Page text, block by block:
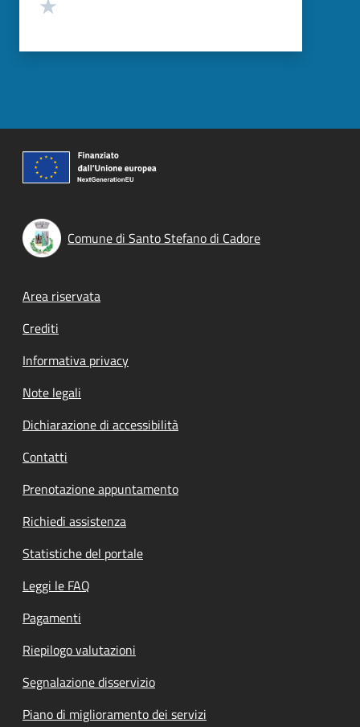
Comune di Santo Stefano di Cadore
Footer menu
Area riservata
Crediti
Informativa privacy
Note legali
Dichiarazione di accessibilità
Contatti
Prenotazione appuntamento
Richiedi assistenza
Statistiche del portale
Leggi le FAQ
Pagamenti
Riepilogo valutazioni
Segnalazione disservizio
Piano di miglioramento dei servizi